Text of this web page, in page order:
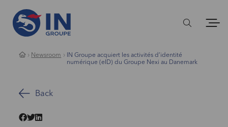
Newsroom
IN Groupe acquiert les activités d’identité
numérique (eID) du Groupe Nexi au Danemark
Back